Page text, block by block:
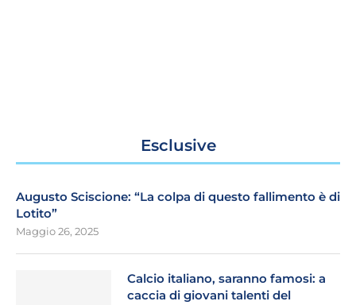
Esclusive
Augusto Sciscione: “La colpa di questo fallimento è di
Lotito”
Maggio 26, 2025
Calcio italiano, saranno famosi: a
caccia di giovani talenti del